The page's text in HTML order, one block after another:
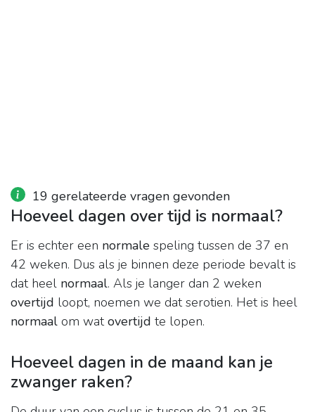
19 gerelateerde vragen gevonden
Hoeveel dagen over tijd is normaal?
Er is echter een normale speling tussen de 37 en
42 weken. Dus als je binnen deze periode bevalt is
dat heel normaal. Als je langer dan 2 weken
overtijd loopt, noemen we dat serotien. Het is heel
normaal om watovertijd te lopen.
Hoeveel dagen in de maand kan je
zwanger raken?